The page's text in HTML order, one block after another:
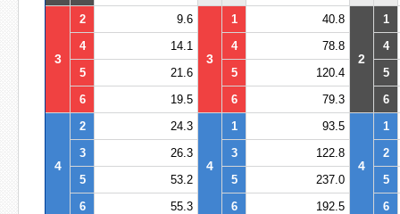
3
2 9.6
3
1 40.8
2
1
4
14.1 4 78.8
4
5
21.6 5 120.4
5
6
19.5 6 79.3 6
4
2 24.3
4
1 93.5
4
1
3
26.3 3 122.8
2
5
53.2 5 237.0
5
6
55.3 6 192.5 6